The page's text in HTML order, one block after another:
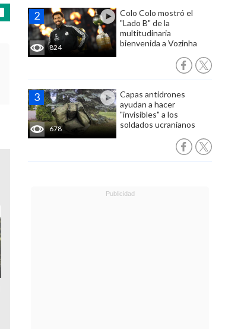
824
Colo Colo mostró el
"Lado B" de la
multitudinaria
bienvenida a Vozinha
678
Capas antidrones
ayudan a hacer
"invisibles" a los
soldados ucranianos